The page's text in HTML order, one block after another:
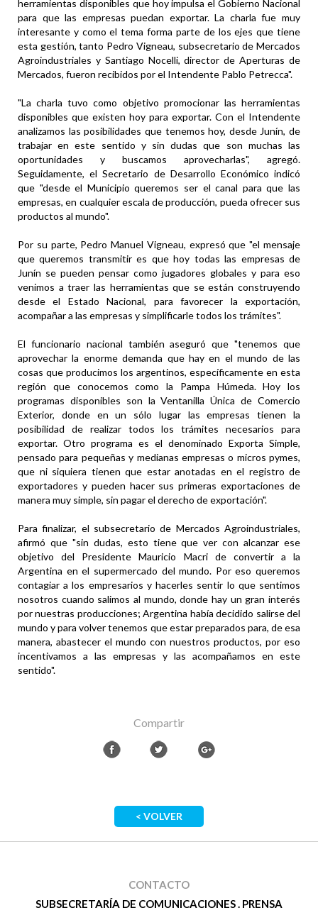
herramientas disponibles que hoy impulsa el Gobierno Nacional
para que las empresas puedan exportar. La charla fue muy
interesante y como el tema forma parte de los ejes que tiene
esta gestión, tanto Pedro Vigneau, subsecretario de Mercados
Agroindustriales y Santiago Nocelli, director de Aperturas de
Mercados, fueron recibidos por el Intendente Pablo Petrecca".
"La charla tuvo como objetivo promocionar las herramientas
disponibles que existen hoy para exportar. Con el Intendente
analizamos las posibilidades que tenemos hoy, desde Junín, de
trabajar en este sentido y sin dudas que son muchas las
oportunidades y buscamos aprovecharlas", agregó.
Seguidamente, el Secretario de Desarrollo Económico indicó
que "desde el Municipio queremos ser el canal para que las
empresas, en cualquier escala de producción, pueda ofrecer sus
productos al mundo".
Por su parte, Pedro Manuel Vigneau, expresó que "el mensaje
que queremos transmitir es que hoy todas las empresas de
Junín se pueden pensar como jugadores globales y para eso
venimos a traer las herramientas que se están construyendo
desde el Estado Nacional, para favorecer la exportación,
acompañar a las empresas y simplificarle todos los trámites".
El funcionario nacional también aseguró que "tenemos que
aprovechar la enorme demanda que hay en el mundo de las
cosas que producimos los argentinos, específicamente en esta
región que conocemos como la Pampa Húmeda. Hoy los
programas disponibles son la Ventanilla Única de Comercio
Exterior, donde en un sólo lugar las empresas tienen la
posibilidad de realizar todos los trámites necesarios para
exportar. Otro programa es el denominado Exporta Simple,
pensado para pequeñas y medianas empresas o micros pymes,
que ni siquiera tienen que estar anotadas en el registro de
exportadores y pueden hacer sus primeras exportaciones de
manera muy simple, sin pagar el derecho de exportación".
Para finalizar, el subsecretario de Mercados Agroindustriales,
afirmó que "sin dudas, esto tiene que ver con alcanzar ese
objetivo del Presidente Mauricio Macri de convertir a la
Argentina en el supermercado del mundo. Por eso queremos
contagiar a los empresarios y hacerles sentir lo que sentimos
nosotros cuando salimos al mundo, donde hay un gran interés
por nuestras producciones; Argentina había decidido salirse del
mundo y para volver tenemos que estar preparados para, de esa
manera, abastecer el mundo con nuestros productos, por eso
incentivamos a las empresas y las acompañamos en este
sentido".
Compartir
< VOLVER
CONTACTO
SUBSECRETARÍA DE COMUNICACIONES . PRENSA